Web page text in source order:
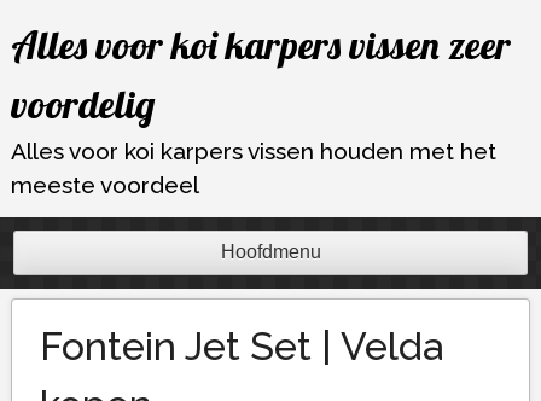
naar
inhoud
Alles voor koi karpers vissen zeer
voordelig
Alles voor koi karpers vissen houden met het
meeste voordeel
Hoofdmenu
Fontein Jet Set | Velda